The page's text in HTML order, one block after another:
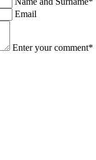
Email
Enter your comment*